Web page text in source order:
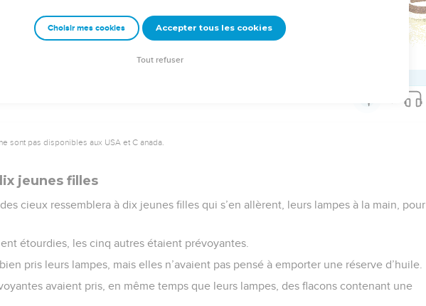
© 2013 - 2010 BLF Editions
sont pas disponibles aux USA et C anada.
jeunes filles
cieux ressemblera à dix jeunes filles qui s’en allèrent, leurs lampes à la main, pour
étourdies, les cinq autres étaient prévoyantes.
pris leurs lampes, mais elles n’avaient pas pensé à emporter une réserve d’huile.
avaient pris, en même temps que leurs lampes, des flacons contenant une
Choisir mes cookies Accepter tous les cookies
Tout refuser